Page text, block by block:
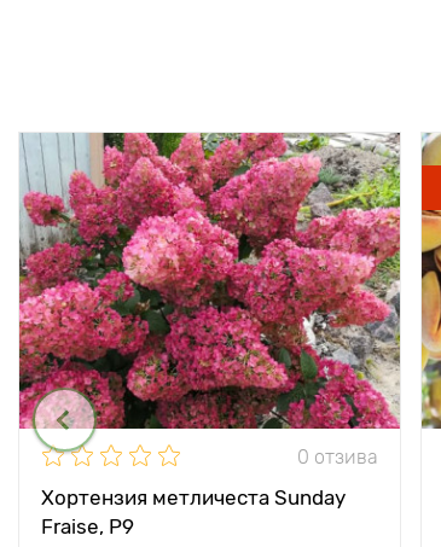
0 отзива
Хортензия метличеста Sunday
Fraise, P9